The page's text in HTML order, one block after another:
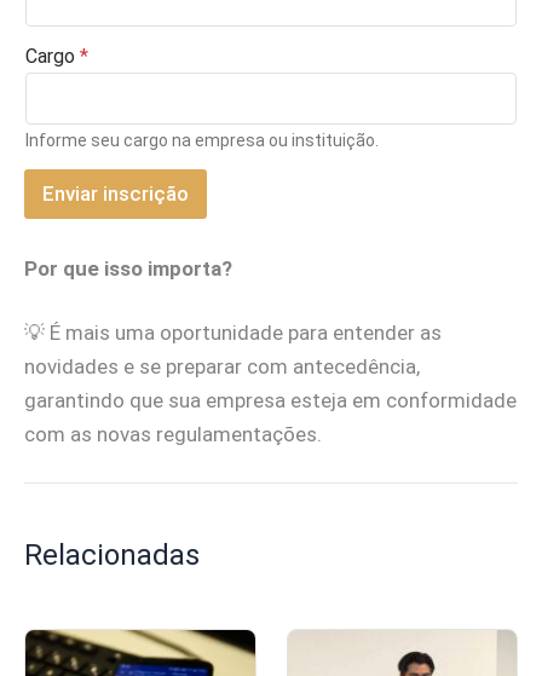
l
e
f
n
e
E
i
l
Cargo *
Informe seu cargo na empresa ou instituição.
Enviar inscrição
Por que isso importa?
💡 É mais uma oportunidade para entender as
novidades e se preparar com antecedência,
garantindo que sua empresa esteja em conformidade
com as novas regulamentações.
Relacionadas